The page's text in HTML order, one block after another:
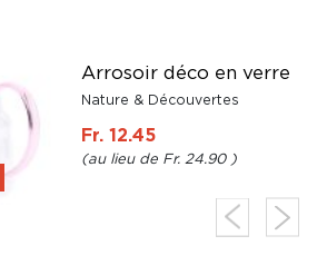
Arrosoir déco en verre
Nature & Découvertes
Fr. 12.45
Fr. 24.90